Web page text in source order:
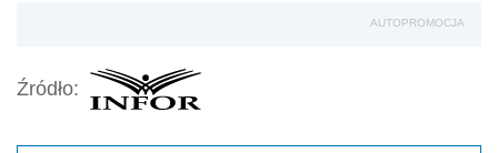
AUTOPROMOCJA
Źródło: